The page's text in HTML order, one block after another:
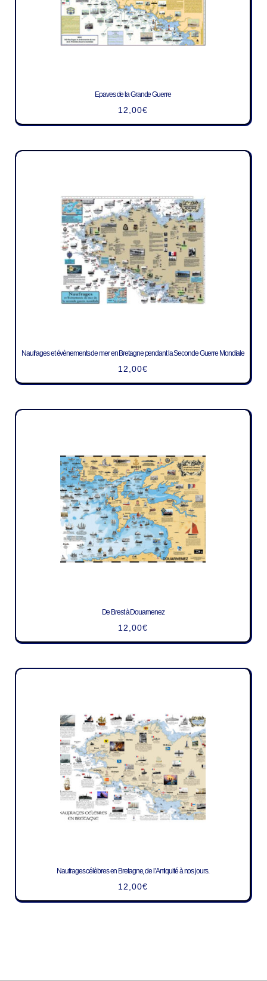
Epaves de la Grande Guerre
12,00€
Naufrages et évènements de mer en Bretagne pendant la Seconde Guerre Mondiale
12,00€
De Brest à Douarnenez
12,00€
Naufrages célèbres en Bretagne, de l’Antiquité à nos jours.
12,00€